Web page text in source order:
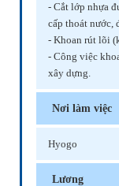
- Cắt lớp nhựa
cấp thoát nước,
- Khoan rút lõi
- Công việc
xây dựng.
Nơi làm việc
Hyogo
Lương